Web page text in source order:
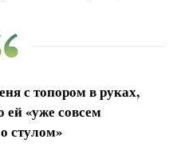
с топором в руках,
ей «уже совсем
стулом»